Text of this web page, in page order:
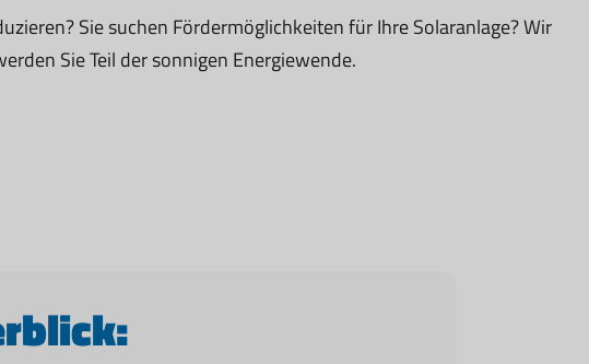
Sie suchen Fördermöglichkeiten für Ihre Solaranlage? Wir
Sie Teil der sonnigen Energiewende.